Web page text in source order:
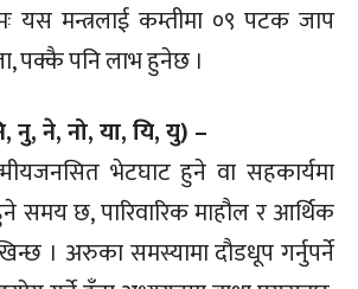
यस मन्त्रलाई कम्तीमा ०९ पटक जाप
पक्कै पनि लाभ हुनेछ ।
नु, ने, नो, या, यि, यु) –
भेटघाट हुने वा सहकार्यमा
समय छ, पारिवारिक माहौल र आर्थिक
। अरुका समस्यामा दौडधूप गर्नुपर्ने